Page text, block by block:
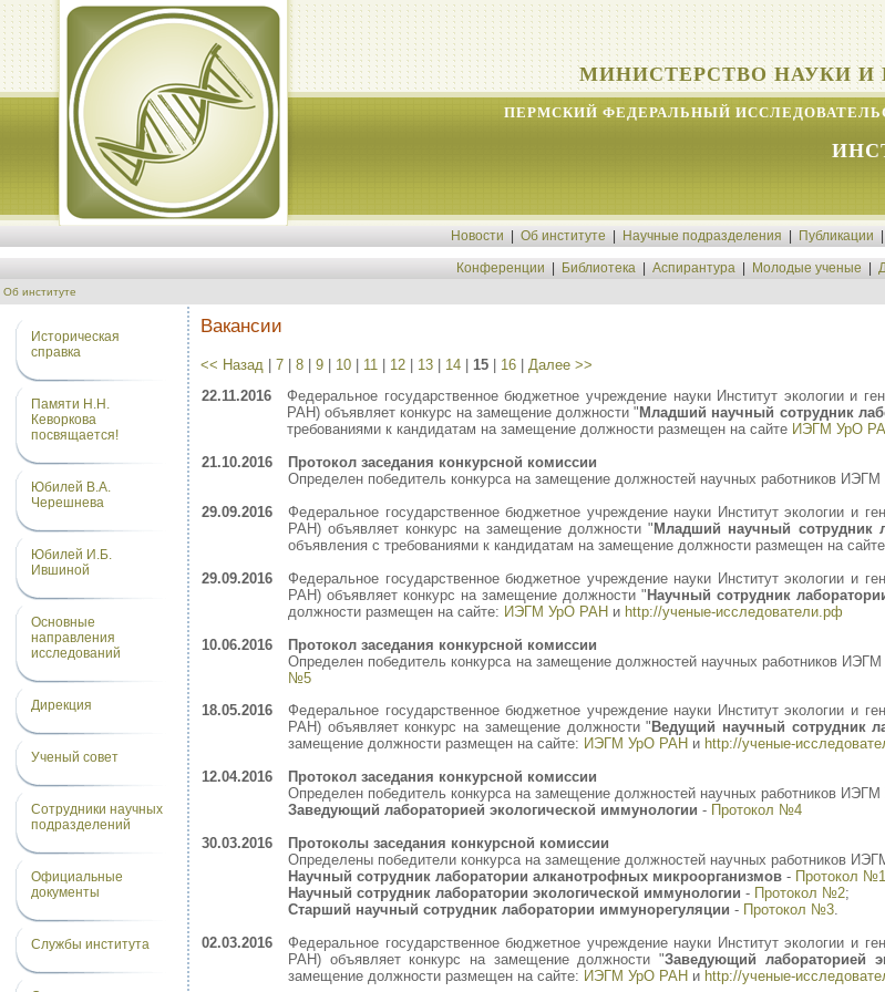
МИНИСТЕРСТВО НАУКИ И
ПЕРМСКИЙ ФЕДЕРАЛЬНЫЙ
Новости Об институте Научные подразделения Публикации
Конференции Библиотека Аспирантура Молодые ученые
Об институте
Историческая
справка
Памяти Н.Н.
Кеворкова
посвящается!
Юбилей В.А.
Черешнева
Юбилей И.Б.
Ившиной
Основные
направления
исследований
Дирекция
Ученый совет
Сотрудники научных
подразделений
Официальные
документы
Службы института
Вакансии
<< Назад | 7 | 8 | 9 | 10 | 11 | 12 | 13 | 14 | 15 | 16 | Далее >>
22.11.2016
Федеральное государственное бюджетное учреждение науки Институт экологии и
РАН) объявляет конкурс на замещение должности " Младший научный сотрудник
требованиями к кандидатам на замещение должности размещен на сайте ИЭГМ УрО
21.10.2016
Протокол заседания конкурсной комиссии
Определен победитель конкурса на замещение должностей научных работников
29.09.2016
Федеральное государственное бюджетное учреждение науки Институт экологии и
РАН) объявляет конкурс на замещение должности " Младший научный сотрудник
объявления с требованиями к кандидатам на замещение должности размещен на сайте
29.09.2016
Федеральное государственное бюджетное учреждение науки Институт экологии и
РАН) объявляет конкурс на замещение должности " Научный сотрудник
должности размещен на сайте: ИЭГМ УрО РАН и http://ученые-исследователи.рф
10.06.2016
Протокол заседания конкурсной комиссии
Определен победитель конкурса на замещение должностей научных работников
№5
18.05.2016
Федеральное государственное бюджетное учреждение науки Институт экологии и
РАН) объявляет конкурс на замещение должности " Ведущий научный сотрудник
замещение должности размещен на сайте: ИЭГМ УрО РАН и http://ученые-
12.04.2016
Протокол заседания конкурсной комиссии
Определен победитель конкурса на замещение должностей научных работников
Заведующий лабораторией экологической иммунологии - Протокол №4
30.03.2016
Протоколы заседания конкурсной комиссии
Определены победители конкурса на замещение должностей научных работников
Научный сотрудник лаборатории алканотрофных микроорганизмов - Протокол №1
Научный сотрудник лаборатории экологической иммунологии - Протокол №2;
Старший научный сотрудник лаборатории иммунорегуляции - Протокол №3.
02.03.2016
Федеральное государственное бюджетное учреждение науки Институт экологии и
РАН) объявляет конкурс на замещение должности "Заведующий лабораторией
замещение должности размещен на сайте: ИЭГМ УрО РАН и http://ученые-